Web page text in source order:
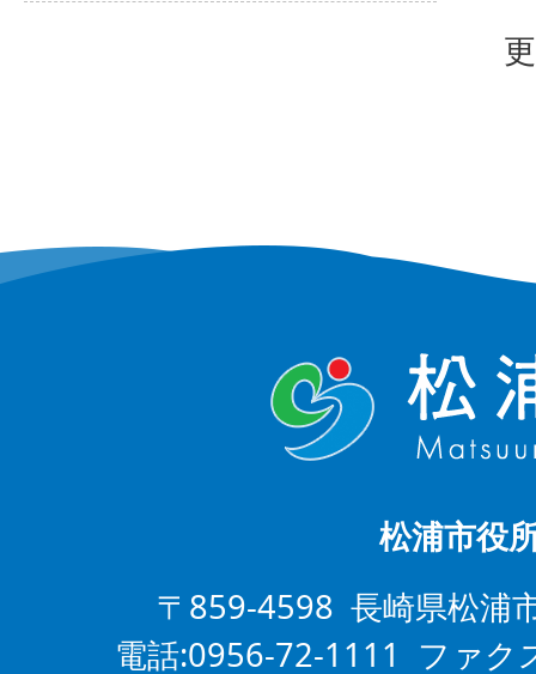
松浦市役
〒859-4598 長崎県松浦
電話:0956-72-1111 ファ